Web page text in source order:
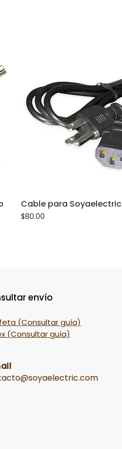
Cable para Soyaelectric
Precio
$80.00
envío
(Consultar guía)
(Consultar guía)